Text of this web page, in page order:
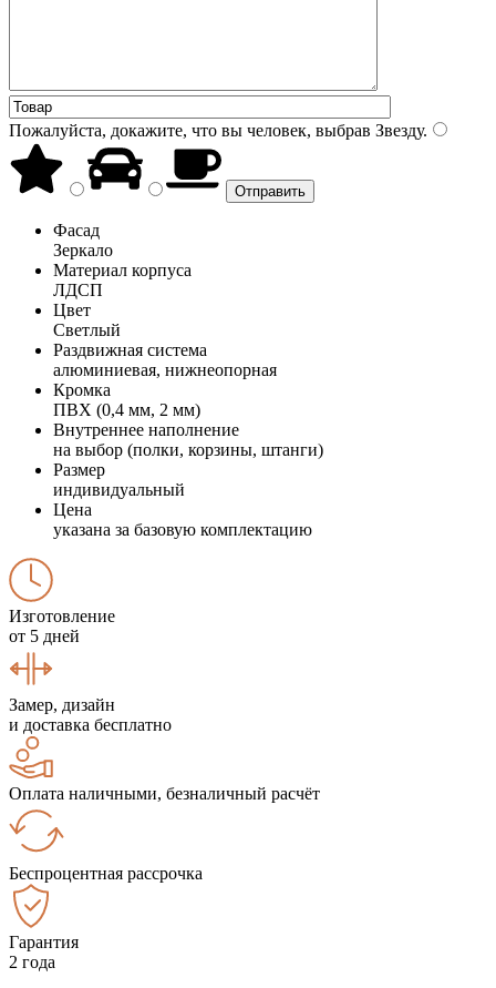
Пожалуйста, докажите, что вы человек, выбрав Звезду.
Фасад
Зеркало
Материал корпуса
ЛДСП
Цвет
Светлый
Раздвижная система
алюминиевая, нижнеопорная
Кромка
ПВХ (0,4 мм, 2 мм)
Внутреннее наполнение
на выбор (полки, корзины, штанги)
Размер
индивидуальный
Цена
указана за базовую комплектацию
Изготовление
от 5 дней
Замер, дизайн
и доставка бесплатно
Оплата наличными, безналичный расчёт
Беспроцентная рассрочка
Гарантия
2 года